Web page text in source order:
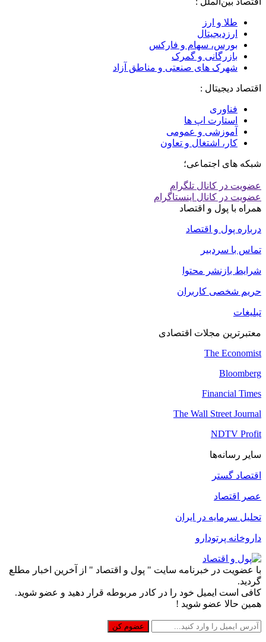
طلا و ارز
ارزدیجیتال
بورس، سهام و فارکس
بازرگانی و گمرک
شهرک های صنعتی و مناطق آزاد
اقتصاد دیجیتال :
فناوری
استارت اپ ها
آموزشی و عمومی
کار، اشتغال و تعاون
شبکه های اجتماعی؛
عضویت در کانال تلگرام
عضویت در کانال اینستاگرام
همراه با پول و اقتصاد
درباره پول و اقتصاد
تماس با سردبیر
شرایط بازنشر محتوا
حریم شخصی کاربران
تبلیغات
معتبرترین مجلات اقتصادی
The Economist
Bloomberg
Financial Times
The Wall Street Journal
NDTV Profit
سایر رسانه‌ها
اقتصاد گستر
عصر اقتصاد
تحلیل سرمایه در ایران
داروخانه پرتودارو
با عضویت در خبرنامه سایت " پول و اقتصاد " از آخرین اخبار مطلع
گردید.
کافی است ایمیل خود را در کادر مربوطه قرار دهید و عضو شوید.
همین حالا عضو شوید !